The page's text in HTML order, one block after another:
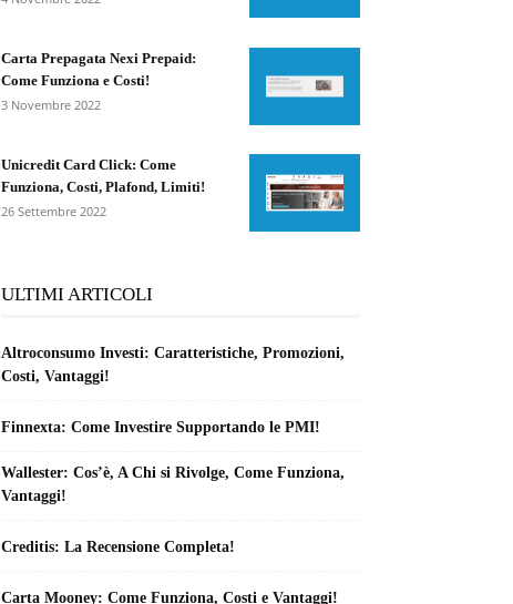
Carta Prepagata Nexi Prepaid:
Come Funziona e Costi!
3 Novembre 2022
Unicredit Card Click: Come
Funziona, Costi, Plafond, Limiti!
26 Settembre 2022
ULTIMI ARTICOLI
Altroconsumo Investi: Caratteristiche, Promozioni,
Costi, Vantaggi!
Finnexta: Come Investire Supportando le PMI!
Wallester: Cos’è, A Chi si Rivolge, Come Funziona,
Vantaggi!
Creditis: La Recensione Completa!
Carta Mooney: Come Funziona, Costi e Vantaggi!